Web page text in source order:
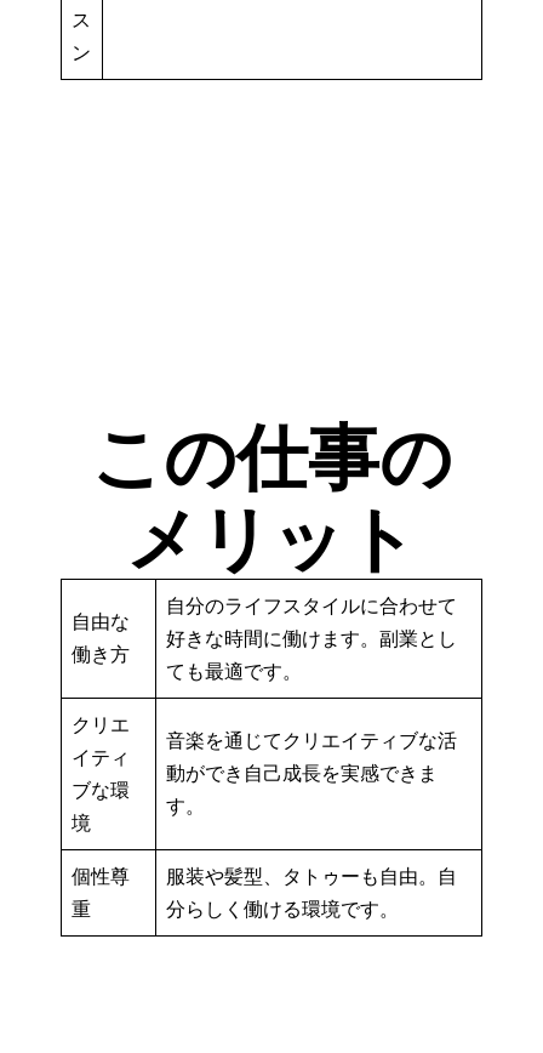
ス
ン
この仕事の
メリット
自由な
働き方
自分のライフスタイルに合わせて
好きな時間に働けます。副業とし
ても最適です。
クリエ
イティ
ブな環
境
音楽を通じてクリエイティブな活
動ができ自己成長を実感できま
す。
個性尊
重
服装や髪型、タトゥーも自由。自
分らしく働ける環境です。